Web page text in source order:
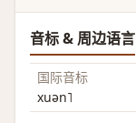
音标 & 周边语言
国际音标
xuən˥